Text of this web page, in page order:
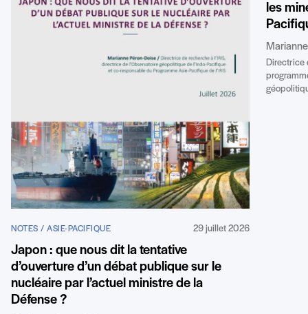
NOTES / ASIE-PACIFIQUE 29 juillet 2026
Japon : que nous dit la tentative
d’ouverture d’un débat publique sur le
nucléaire par l’actuel ministre de la
Défense ?
les
Directrice